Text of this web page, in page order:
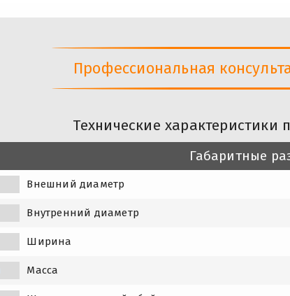
Профессиональная
Технические характеристики
Габаритные
Внешний диаметр
Внутренний диаметр
Ширина
Масса